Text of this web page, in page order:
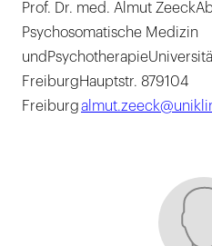
Prof. Dr. med. Almut
Psychosomatische Medizin
FreiburgHauptstr. 879104
Freiburg